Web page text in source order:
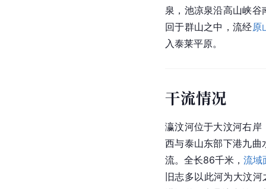
泉，池凉泉沿高山峡
回于群山之中，流经原
入泰莱平原。
干流情况
瀛汶河位于大汶河右岸
西与泰山东部下港九
流。全长86千米，流域
旧志多以此河为大汶